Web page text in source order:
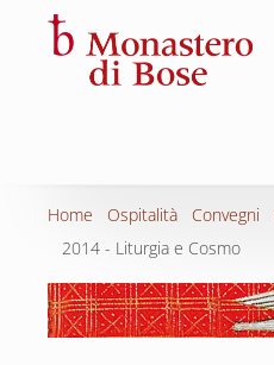
Home Ospitalità Convegni
2014 - Liturgia e Cosmo